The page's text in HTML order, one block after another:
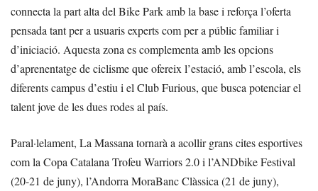
connecta la part alta del Bike Park amb la base i reforça l’oferta
pensada tant per a usuaris experts com per a públic familiar i
d’iniciació. Aquesta zona es complementa amb les opcions
d’aprenentatge de ciclisme que ofereix l’estació, amb l’escola, els
diferents campus d’estiu i el Club Furious, que busca potenciar el
talent jove de les dues rodes al país.
Paral·lelament, La Massana tornarà a acollir grans cites esportives
com la Copa Catalana Trofeu Warriors 2.0 i l’ANDbike Festival
(20-21 de juny), l’Andorra MoraBanc Clàssica (21 de juny),